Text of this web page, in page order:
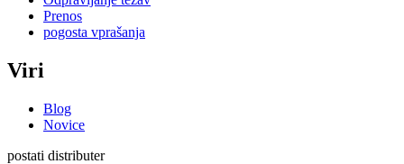
Prenos
pogosta vprašanja
Viri
Blog
Novice
postati distributer